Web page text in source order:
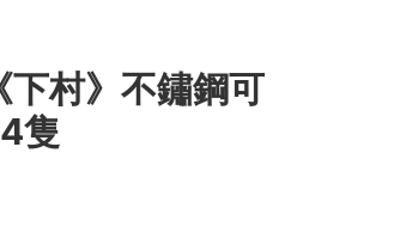
下村》不鏽鋼可
隻